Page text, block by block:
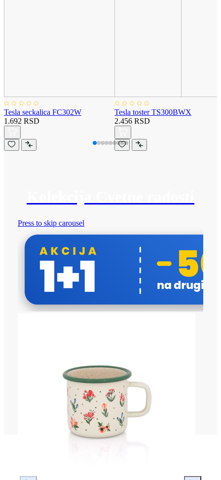
Tesla seckalica FC302W
1.692 RSD
Tesla toster TS300BWX
2.456 RSD
Press to skip carousel